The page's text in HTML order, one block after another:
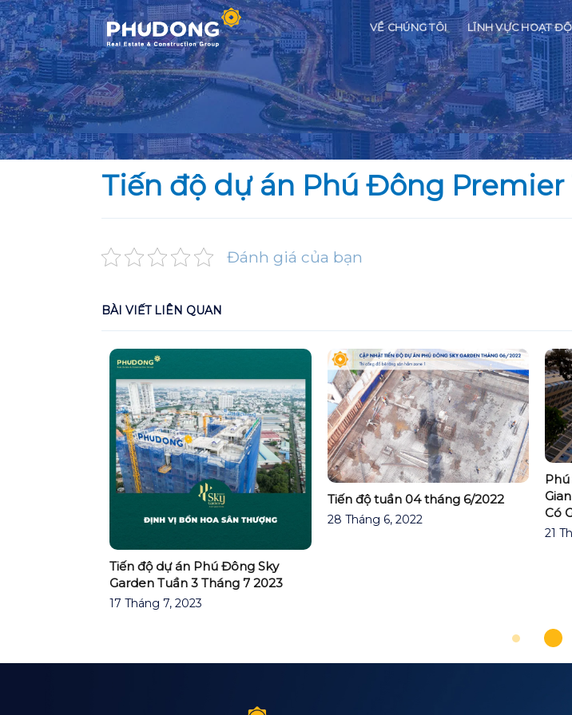
Skip
to
content
VỀ CHÚNG TÔI LĨNH VỰC HOẠT
Tiến độ dự án Phú Đông
Đánh giá của bạn
BÀI VIẾT LIÊN QUAN
Tiến độ dự án Phú Đông Sky
Garden Tuần 3 Tháng 7 2023
17 Tháng 7, 2023
Tiến độ tuần 04 tháng 6/2022
28 Tháng 6, 2022
Có
21